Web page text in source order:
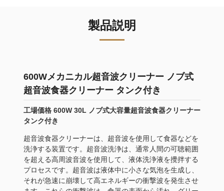
製品説明
600Wメカニカル超音波クリーナー ノブ式
超音波食器クリーナー タンク付き
工場価格 600W 30L ノブ式大容量超音波食器クリーナー
タンク付き
超音波食器クリーナーは、超音波を使用して食器などを
洗浄する装置です。超音波洗浄は、通常人間の可聴範囲
を超える高周波音波を使用して、液体洗浄液を攪拌する
プロセスです。超音波は液体中に小さな気泡を生成し、
それが急速に崩壊して高エネルギーの衝撃波を発生させ